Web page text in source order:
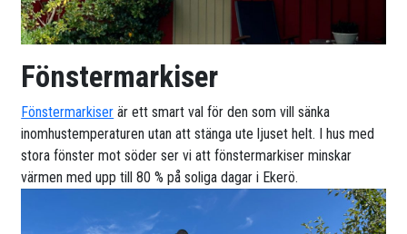
Fönstermarkiser
Fönstermarkiser är ett smart val för den som vill sänka
inomhustemperaturen utan att stänga ute ljuset helt. I hus med
stora fönster mot söder ser vi att fönstermarkiser minskar
värmen med upp till 80 % på soliga dagar i Ekerö.